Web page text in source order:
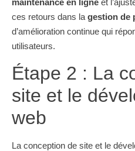
maintenance en ligne et
ces retours dans la gestion de
d’amélioration continue qui
utilisateurs.
Étape 2 : La
site et le
web
La conception de site et le